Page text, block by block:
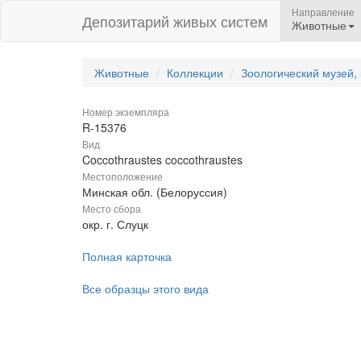
Депозитарий живых систем Направление
Животные
Животные Коллекции Зоологический
Номер экземпляра
R-15376
Вид
Coccothraustes coccothraustes
Местоположение
Минская обл. (Белоруссия)
Место сбора
окр. г. Слуцк
Полная карточка
Все образцы этого вида